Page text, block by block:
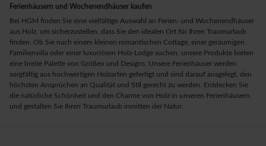
Ferienhäusern und Wochenendhäuser kaufen
Bei HGM finden Sie eine vielfältige Auswahl an Ferien- und Wochenendhäuser
aus Holz, um sicherzustellen, dass Sie den idealen Ort für Ihren Traumurlaub
finden. Ob Sie nach einem kleinen romantischen Cottage, einer geräumigen
Familienvilla oder einer luxuriösen Holz-Lodge suchen, unsere Produkte bieten
eine breite Palette von Größen und Designs. Unsere Ferienhäuser werden
sorgfältig aus hochwertigen Holzarten gefertigt und sind darauf ausgelegt, den
höchsten Ansprüchen an Qualität und Stil gerecht zu werden. Entdecken Sie
die natürliche Schönheit und den Charme von Holz in unseren Ferienhäusern
und gestalten Sie Ihren Traumurlaub inmitten der Natur.